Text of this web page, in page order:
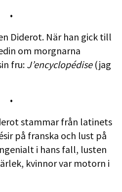
•
Diderot. När han gick till
om morgnarna
fru: J’encyclopédise(jag
•
stammar från latinets
på franska och lust på
i hans fall, lusten
kvinnor var motorn i